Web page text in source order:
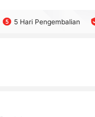
5 Hari Pengembalian